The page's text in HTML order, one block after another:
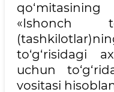
qo‘mitasining
«Ishonch
to‘g‘risidagi
uchun
vositasi